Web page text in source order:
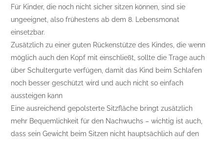
Für Kinder, die noch nicht sicher sitzen können, sind sie
ungeeignet, also frühestens ab dem 8. Lebensmonat
einsetzbar.
Zusätzlich zu einer guten Rückenstütze des Kindes, die wenn
möglich auch den Kopf mit einschließt, sollte die Trage auch
über Schultergurte verfügen, damit das Kind beim Schlafen
noch besser geschützt wird und auch nicht so einfach
aussteigen kann
Eine ausreichend gepolsterte Sitzfläche bringt zusätzlich
mehr Bequemlichkeit für den Nachwuchs – wichtig ist auch,
dass sein Gewicht beim Sitzen nicht hauptsächlich auf den